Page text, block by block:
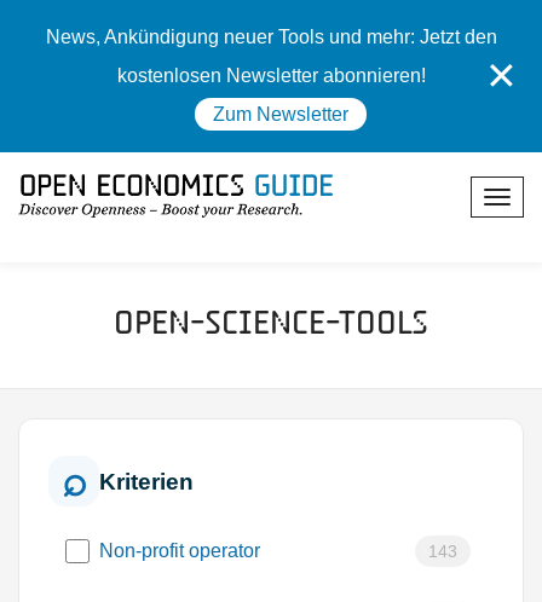
News, Ankündigung neuer Tools und mehr: Jetzt den
kostenlosen Newsletter abonnieren!
Zum Newsletter
✕
Open-Science-Tools
Kriterien
Non-profit operator 143